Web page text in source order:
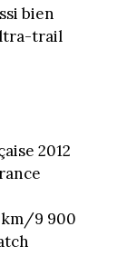
bien
trail
2012
km/9 900